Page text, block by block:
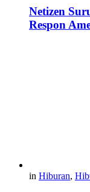
Netizen
Respon
in Hiburan,